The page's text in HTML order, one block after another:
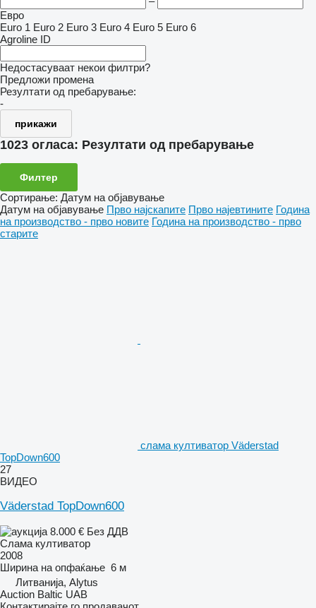
Евро
Euro 1 Euro 2 Euro 3 Euro 4 Euro 5 Euro 6
Agroline ID
Недостасуваат некои филтри?
Предложи промена
Резултати од пребарување:
-
прикажи
1023 огласа: Резултати од пребарување
Филтер
Сортирање: Датум на објавување
Датум на објавување Прво најскапите Прво најевтините Година
на производство - прво новите Година на производство - прво
старите
слама култиватор Väderstad
TopDown600
27
ВИДЕО
Väderstad TopDown600
8.000 € Без ДДВ
Слама култиватор
2008
Ширина на опфаќање 6 м
Литванија, Alytus
Auction Baltic UAB